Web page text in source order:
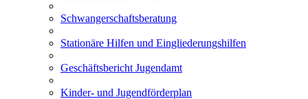
Schwangerschaftsberatung
Stationäre Hilfen und Eingliederungshilfen
Geschäftsbericht Jugendamt
Kinder- und Jugendförderplan